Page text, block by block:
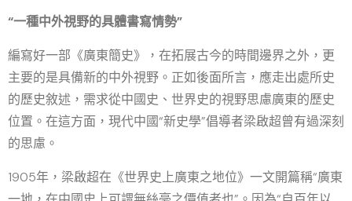
“一種中外視野的具體書寫情勢”
編寫好一部《廣東簡史》，在拓展古今的時間邊界之外，更
主要的是具備新的中外視野。正如後面所言，應走出處所史
的歷史敘述，需求從中國史、世界史的視野思慮廣東的歷史
位置。在這方面，現代中國“新史學”倡導者梁啟超曾有過深刻
的思慮。
1905年，梁啟超在《世界史上廣東之地位》一文開篇稱“廣東